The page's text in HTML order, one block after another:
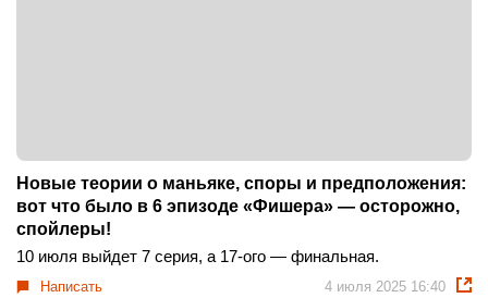
Новые теории о маньяке, споры и предположения:
вот что было в 6 эпизоде «Фишера» — осторожно,
спойлеры!
10 июля выйдет 7 серия, а 17-ого — финальная.
Написать 4 июля 2025 16:40